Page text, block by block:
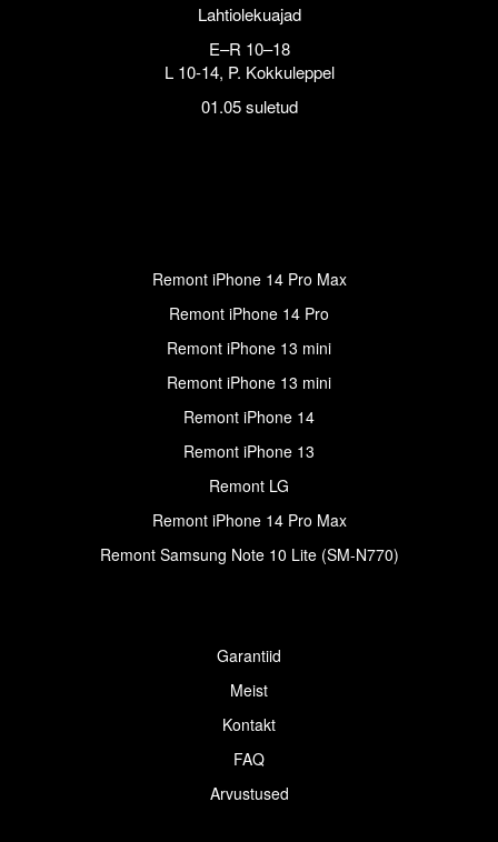
Lahtiolekuajad
E–R 10–18
L 10-14, P. Kokkuleppel
01.05 suletud
Remont iPhone 14 Pro Max
Remont iPhone 14 Pro
Remont iPhone 13 mini
Remont iPhone 13 mini
Remont iPhone 14
Remont iPhone 13
Remont LG
Remont iPhone 14 Pro Max
Remont Samsung Note 10 Lite (SM-N770)
Garantiid
Meist
Kontakt
FAQ
Arvustused